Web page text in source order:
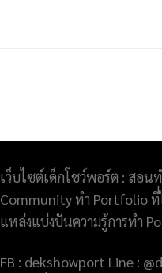
เว็บไซต์เด็กโชว์พอร์ต : สอน
Community ทำ Portfolio
แหล่งแบ่งปันความรู้การทำ
FB : dekshowport Line :